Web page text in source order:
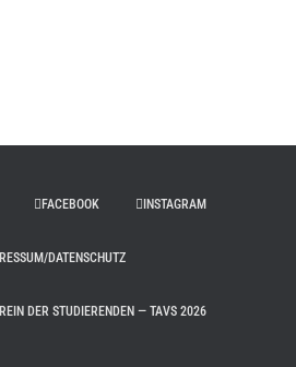
FACEBOOK INSTAGRAM
DATENSCHUTZ
DER STUDIERENDEN — TAVS 2026